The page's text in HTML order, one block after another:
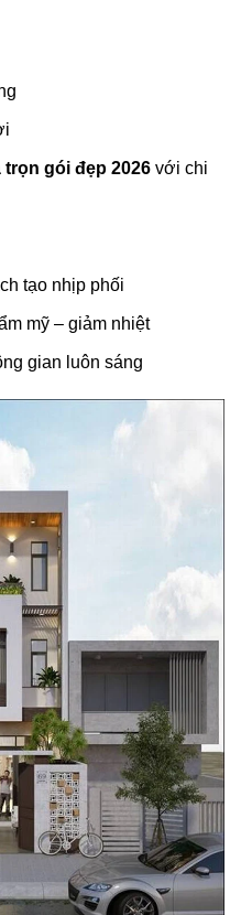
trọn gói đẹp 2026với chi
tạo nhịp phối
mỹ – giảm nhiệt
gian luôn sáng